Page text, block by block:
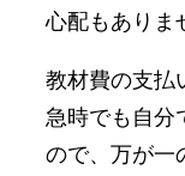
心配もありま
教材費の支払
急時でも自分
ので、万が一